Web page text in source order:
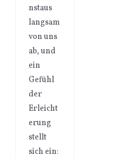
nstaus
langsam
von uns
ab, und
ein
Gefühl
der
Erleicht
erung
stellt
sich ein: